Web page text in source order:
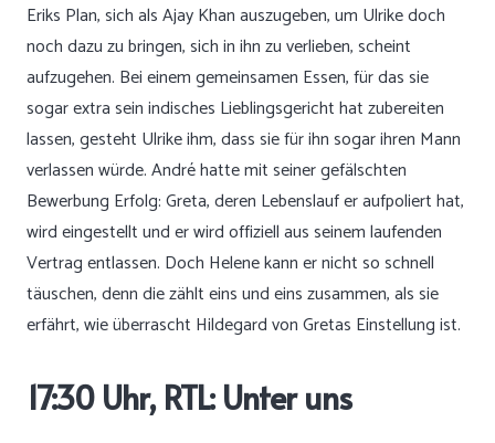
Eriks Plan, sich als Ajay Khan auszugeben, um Ulrike doch
noch dazu zu bringen, sich in ihn zu verlieben, scheint
aufzugehen. Bei einem gemeinsamen Essen, für das sie
sogar extra sein indisches Lieblingsgericht hat zubereiten
lassen, gesteht Ulrike ihm, dass sie für ihn sogar ihren Mann
verlassen würde. André hatte mit seiner gefälschten
Bewerbung Erfolg: Greta, deren Lebenslauf er aufpoliert hat,
wird eingestellt und er wird offiziell aus seinem laufenden
Vertrag entlassen. Doch Helene kann er nicht so schnell
täuschen, denn die zählt eins und eins zusammen, als sie
erfährt, wie überrascht Hildegard von Gretas Einstellung ist.
17:30 Uhr, RTL: Unter uns